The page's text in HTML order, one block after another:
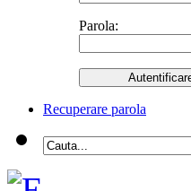
Parola:
Recuperare parola